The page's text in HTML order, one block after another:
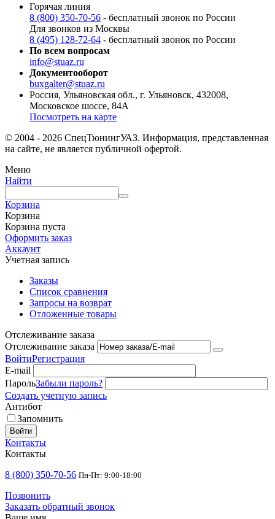
Горячая линия
8 (800) 350-70-56 - бесплатный звонок по России
Для звонков из Москвы
8 (495) 128-72-64 - бесплатный звонок по России
По всем вопросам
info@stuaz.ru
Документооборот
buxgalter@stuaz.ru
Россия, Ульяновская обл., г. Ульяновск, 432008,
Московское шоссе, 84А
Посмотреть на карте
© 2004 - 2026 СпецТюнингУАЗ. Информация, представленная
на сайте, не является публичной офертой.
Меню
Найти
Корзина
Корзина
Корзина пуста
Оформить заказ
Аккаунт
Учетная запись
Заказы
Список сравнения
Запросы на возврат
Отложенные товары
Отслеживание заказа
Отслеживание заказа
ВойтиРегистрация
E-mail
ПарольЗабыли пароль?
Создать учетную запись
Антибот
Запомнить
Войти
Контакты
Контакты
8 (800) 350-70-56 Пн-Пт: 9:00-18:00
Позвонить
Заказать обратный звонок